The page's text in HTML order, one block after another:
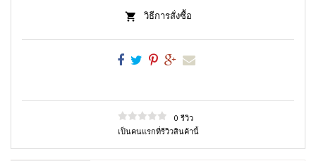
วิธีการสั่งซื้อ
0 รีวิว
เป็นคนแรกที่รีวิวสินค้านี้